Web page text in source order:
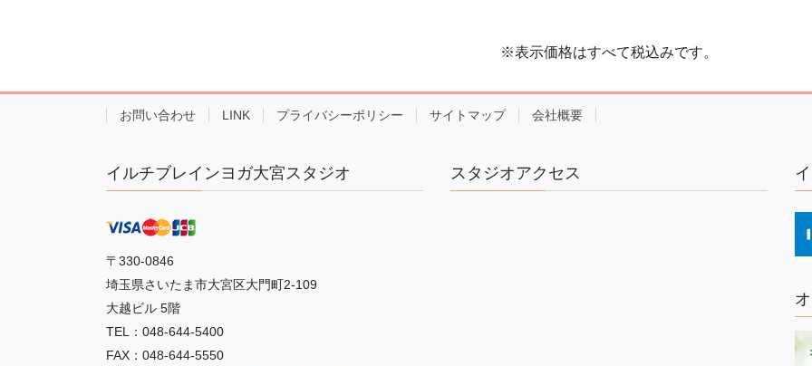
※表示価格はすべて税込みです。
お問い合わせ LINK プライバシーポリシー サイトマップ 会社概要
イルチブレインヨガ大宮スタジオ
〒330-0846
埼玉県さいたま市大宮区大門町2-109
大越ビル 5階
TEL：048-644-5400
FAX：048-644-5550
スタジオアクセス